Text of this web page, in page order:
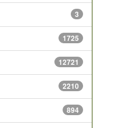
3
1725
12721
2210
894